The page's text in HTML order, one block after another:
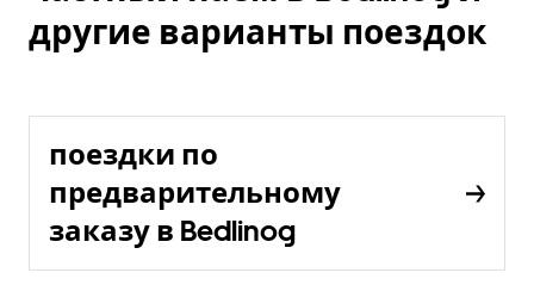
другие варианты поездок
поездки по
предварительному
заказу в Bedlinog